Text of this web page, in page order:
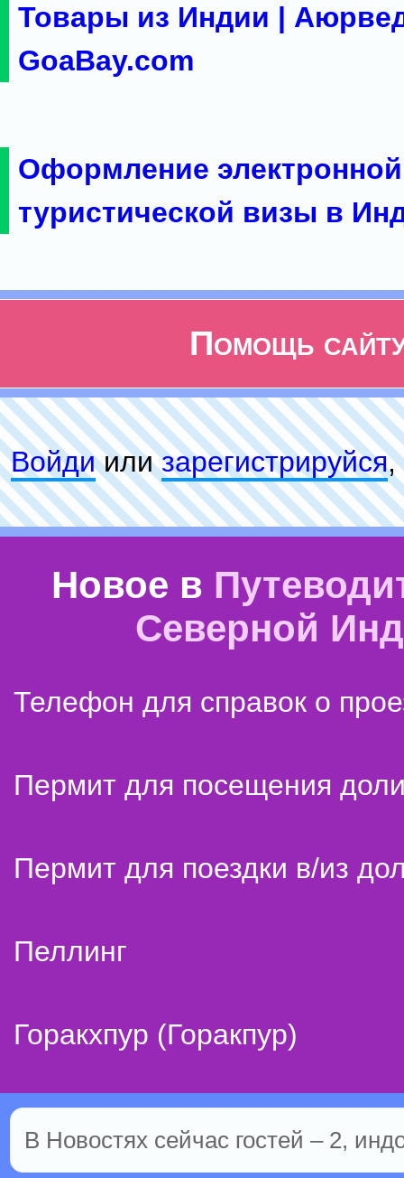
Товары из Индии |
GoaBay.com
Оформление электронной
туристической визы в
Помощь
Войдиилизарeгиcтpируйся,
Новое в
Северной
Телефон для справок о
Пермит для посещения
Пермит для поездки в/из
Пеллинг
Горакхпур (Горакпур)
В Новостях сейчас гостей – 2,